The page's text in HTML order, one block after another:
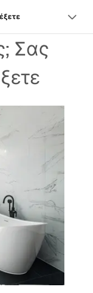
Σας